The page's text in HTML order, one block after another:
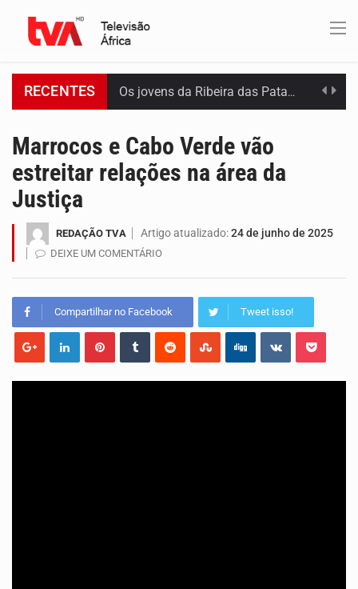
RECENTES Os jovens da Ribeira das Patas, em Santo Antão, pediram esta quinta feira maior celeridade…
O programa LPA e Você, apresentado por Lilian Primo Albuquerque, o único programa de empreendedorismo…
Marrocos e Cabo Verde vão
estreitar relações na área da
Justiça
REDAÇÃO TVA Artigo atualizado:24 de junho de 2025
DEIXE UM COMENTÁRIO
Compartilhar no Facebook Tweet isso!